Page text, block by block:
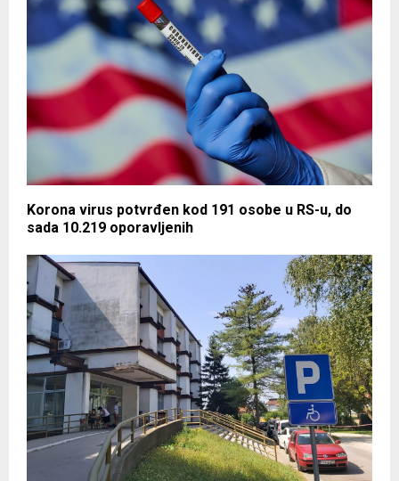
Korona virus potvrđen kod 191 osobe u RS-u, do
sada 10.219 oporavljenih